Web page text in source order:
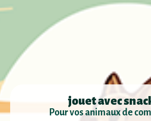
jouet avec
Pour vos animaux de